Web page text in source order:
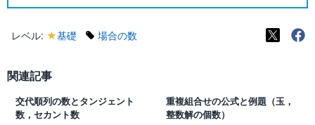
レベル: ★基礎 場合の数
関連記事
交代順列の数とタンジェント
数，セカント数
重複組合せの公式と例題（玉，
整数解の個数）